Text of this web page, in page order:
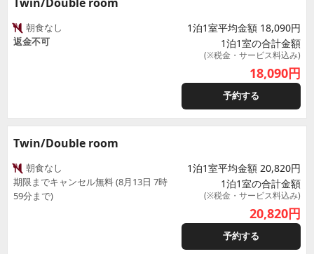
朝食なし
返金不可
1泊1室平均金額 18,090円
1泊1室の合計金額
(※税金・サービス料込み)
18,090円
予約する
Twin/Double room
朝食なし
期限までキャンセル無料 (8月13日 7時
59分まで)
1泊1室平均金額 20,820円
1泊1室の合計金額
(※税金・サービス料込み)
20,820円
予約する